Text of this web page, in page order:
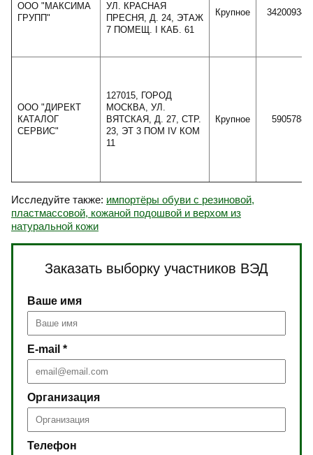
ООО "МАКСИМА
ГРУПП"
УЛ. КРАСНАЯ
ПРЕСНЯ, Д. 24, ЭТАЖ
7 ПОМЕЩ. I КАБ. 61
Крупное 34200934
ООО "ДИРЕКТ
КАТАЛОГ
СЕРВИС"
127015, ГОРОД
МОСКВА, УЛ.
ВЯТСКАЯ, Д. 27, СТР.
23, ЭТ 3 ПОМ IV КОМ
11
Крупное 5905788
Исследуйте также: импортёры обуви с резиновой,
пластмассовой, кожаной подошвой и верхом из
натуральной кожи
Заказать выборку участников ВЭД
Ваше имя
E-mail *
Организация
Телефон